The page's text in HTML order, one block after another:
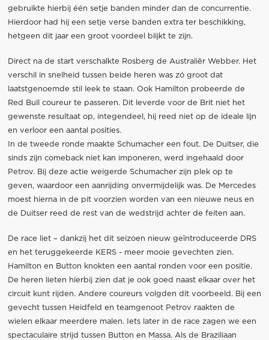
gebruikte hierbij één setje banden minder dan de concurrentie.
Hierdoor had hij een setje verse banden extra ter beschikking,
hetgeen dit jaar een groot voordeel blijkt te zijn.
Direct na de start verschalkte Rosberg de Australiër Webber. Het
verschil in snelheid tussen beide heren was zó groot dat
laatstgenoemde stil leek te staan. Ook Hamilton probeerde de
Red Bull coureur te passeren. Dit leverde voor de Brit niet het
gewenste resultaat op, integendeel, hij reed niet op de ideale lijn
en verloor een aantal posities.
In de tweede ronde maakte Schumacher een fout. De Duitser, die
sinds zijn comeback niet kan imponeren, werd ingehaald door
Petrov. Bij deze actie weigerde Schumacher zijn plek op te
geven, waardoor een aanrijding onvermijdelijk was. De Mercedes
moest hierna in de pit voorzien worden van een nieuwe neus en
de Duitser reed de rest van de wedstrijd achter de feiten aan.
De race liet – dankzij het dit seizoen nieuw geïntroduceerde DRS
en het teruggekeerde KERS - meer mooie gevechten zien.
Hamilton en Button knokten een aantal ronden voor een positie.
De heren lieten hierbij zien dat je ook goed naast elkaar over het
circuit kunt rijden. Andere coureurs volgden dit voorbeeld. Bij een
gevecht tussen Heidfeld en teamgenoot Petrov raakten de
wielen elkaar meerdere malen. Iets later in de race zagen we een
spectaculaire strijd tussen Button en Massa. Als de Braziliaan